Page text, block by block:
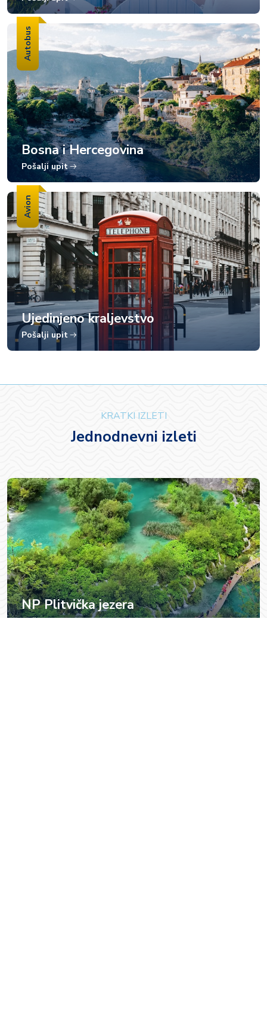
Autobus
Bosna i Hercegovina
Pošalji upit
Avion
Ujedinjeno kraljevstvo
Pošalji upit
KRATKI IZLETI
Jednodnevni izleti
NP Plitvička jezera
Pošalji upit